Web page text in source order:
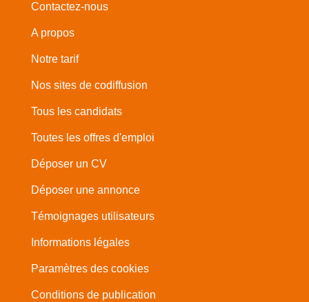
Contactez-nous
A propos
Notre tarif
Nos sites de codiffusion
Tous les candidats
Toutes les offres d'emploi
Déposer un CV
Déposer une annonce
Témoignages utilisateurs
Informations légales
Paramètres des cookies
Conditions de publication